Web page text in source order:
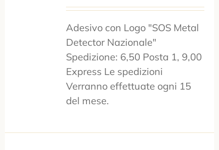
Adesivo con Logo "SOS Metal
Detector Nazionale"
Spedizione: 6,50 Posta 1, 9,00
Express Le spedizioni
Verranno effettuate ogni 15
del mese.